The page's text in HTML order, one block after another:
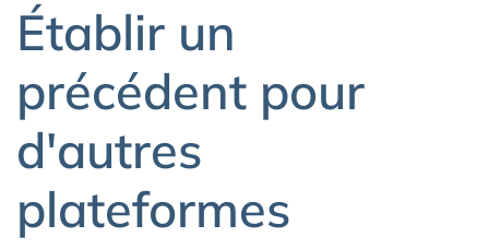
Établir un
précédent pour
d'autres
plateformes